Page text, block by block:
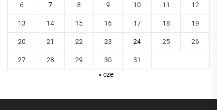
6 7 8 9 10 11 12
13 14 15 16 17 18 19
20 21 22 23 24 25 26
27 28 29 30
31
« cze